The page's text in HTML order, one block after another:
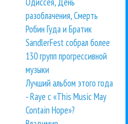
разоблачения, Смерть
Робин Гуда и Братик
SandlerFest собрал более
130 групп прогрессивной
музыки
Лучший альбом этого года
- Raye с «This Music May
Contain Hope»?